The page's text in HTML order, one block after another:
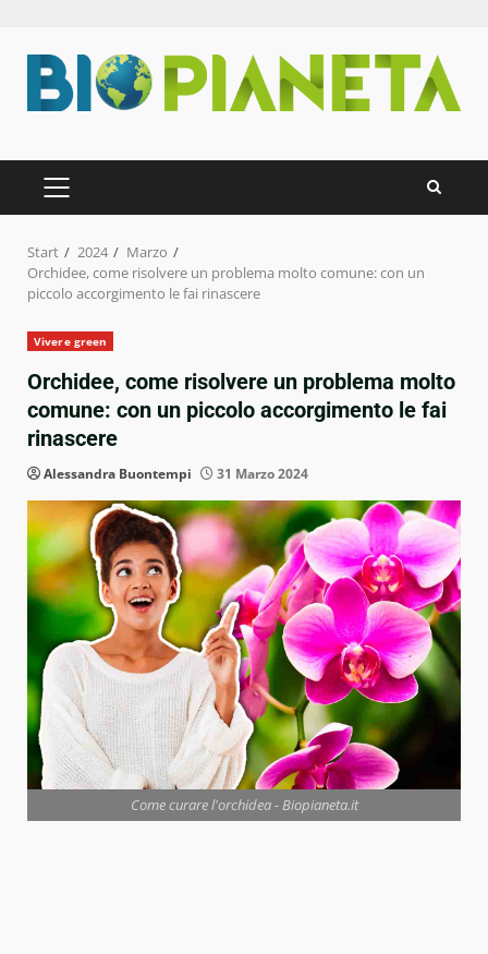
Inhalt
springen
PRIMÄRES
MENÜ
Start 2024
Marzo
Orchidee, come risolvere un problema molto comune: con un
piccolo accorgimento le fai rinascere
Vivere green
Orchidee, come risolvere un problema molto
comune: con un piccolo accorgimento le fai
rinascere
Alessandra Buontempi 31 Marzo 2024
Come curare l'orchidea - Biopianeta.it